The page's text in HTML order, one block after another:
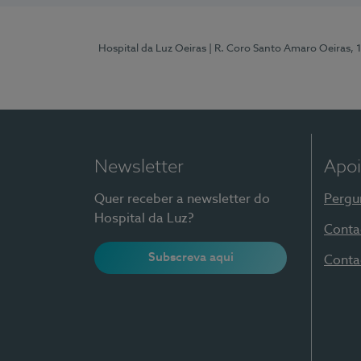
Hospital da Luz Oeiras | R. Coro Santo Amaro Oeiras,
Newsletter
Quer receber a newsletter do
Hospital da Luz?
Subscreva aqui